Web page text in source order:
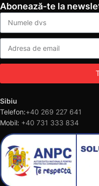
Abonează-te la
Sibiu
Telefon:+40 269 227 641
Mobil: +40 731 333 834